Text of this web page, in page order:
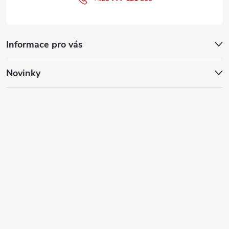
Informace pro vás
Novinky